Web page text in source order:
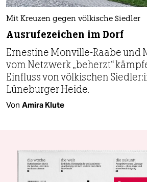
Mit Kreuzen gegen völkische Siedler
Ausrufezeichen im Dorf
Ernestine Monville-Raabe und
vom Netzwerk „beherzt“
Einfluss von völkischen
Lüneburger Heide.
Von Amira Klute